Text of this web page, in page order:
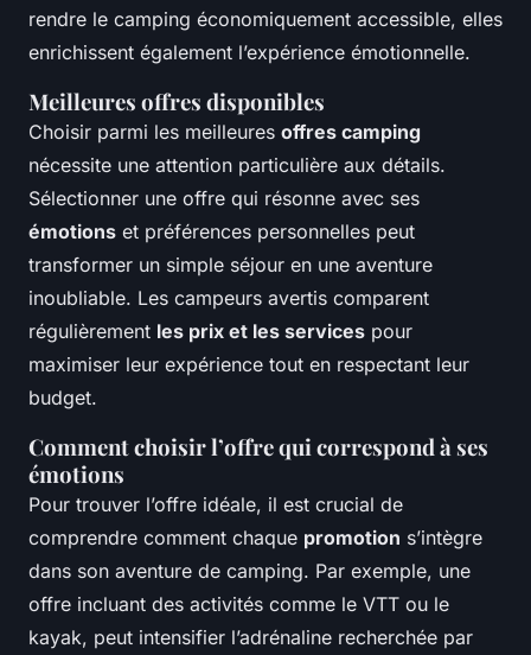
rendre le camping économiquement accessible, elles
enrichissent également l’expérience émotionnelle.
Meilleures offres disponibles
Choisir parmi les meilleures offres camping
nécessite une attention particulière aux détails.
Sélectionner une offre qui résonne avec ses
émotions et préférences personnelles peut
transformer un simple séjour en une aventure
inoubliable. Les campeurs avertis comparent
régulièrement les prix et les services pour
maximiser leur expérience tout en respectant leur
budget.
Comment choisir l’offre qui correspond à ses
émotions
Pour trouver l’offre idéale, il est crucial de
comprendre comment chaque promotion s’intègre
dans son aventure de camping. Par exemple, une
offre incluant des activités comme le VTT ou le
kayak, peut intensifier l’adrénaline recherchée par